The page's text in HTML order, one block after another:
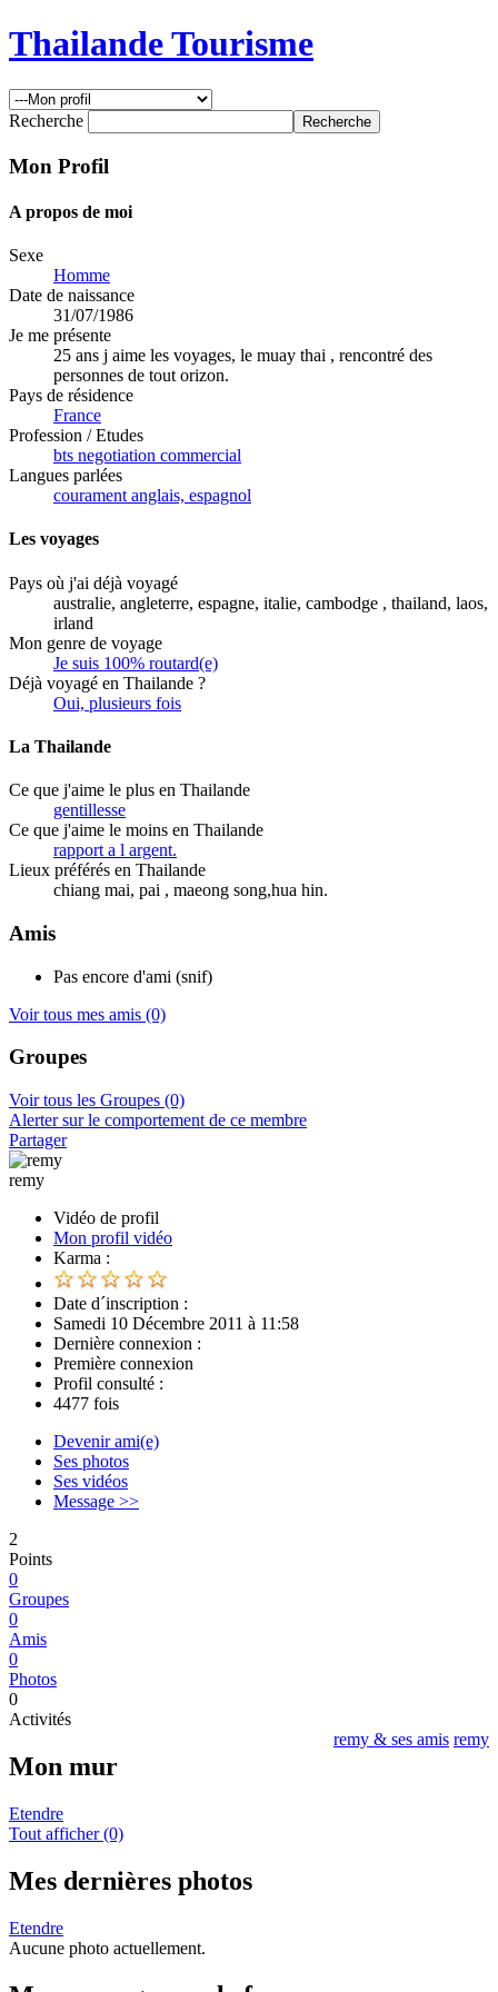
Thailande Tourisme
Recherche
Mon Profil
A propos de moi
Sexe
Homme
Date de naissance
31/07/1986
Je me présente
25 ans j aime les voyages, le muay thai , rencontré des
personnes de tout orizon.
Pays de résidence
France
Profession / Etudes
bts negotiation commercial
Langues parlées
courament anglais, espagnol
Les voyages
Pays où j'ai déjà voyagé
australie, angleterre, espagne, italie, cambodge , thailand, laos,
irland
Mon genre de voyage
Je suis 100% routard(e)
Déjà voyagé en Thailande ?
Oui, plusieurs fois
La Thailande
Ce que j'aime le plus en Thailande
gentillesse
Ce que j'aime le moins en Thailande
rapport a l argent.
Lieux préférés en Thailande
chiang mai, pai , maeong song,hua hin.
Amis
Pas encore d'ami (snif)
Voir tous mes amis (0)
Groupes
Voir tous les Groupes (0)
Alerter sur le comportement de ce membre
Partager
remy
Vidéo de profil
Mon profil vidéo
Karma :
Date d´inscription :
Samedi 10 Décembre 2011 à 11:58
Dernière connexion :
Première connexion
Profil consulté :
4477 fois
Devenir ami(e)
Ses photos
Ses vidéos
Message >>
2
Points
0
Groupes
0
Amis
0
Photos
0
Activités
remy & ses amis remy
Mon mur
Etendre
Tout afficher (0)
Mes dernières photos
Etendre
Aucune photo actuellement.